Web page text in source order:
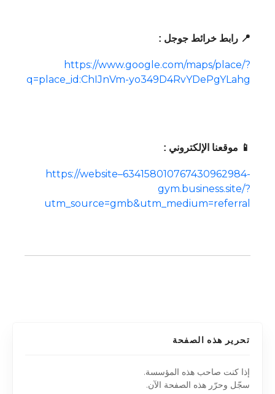
📍 رابط خرائط جوجل :
https://www.google.com/maps/place/?
q=place_id:ChIJnVm-yo349D4RvYDePgYLahg
📱 موقعنا الإلكتروني :
https://website–634158010767430962984-
gym.business.site/?
utm_source=gmb&utm_medium=referral
تحرير هذه الصفحة
إذا كنت صاحب هذه المؤسسة.
سجّل وحرّر هذه الصفحة الآن.